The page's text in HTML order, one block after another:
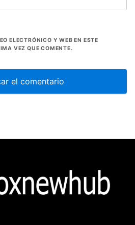
ELECTRÓNICO Y WEB EN ESTE
VEZ QUE COMENTE.